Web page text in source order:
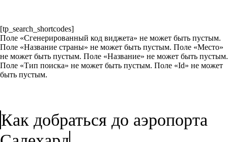
[tp_search_shortcodes]
Поле «Сгенерированный код виджета» не может быть пустым.
Поле «Название страны» не может быть пустым. Поле «Место»
не может быть пустым. Поле «Название» не может быть пустым.
Поле «Тип поиска» не может быть пустым. Поле «Id» не может
быть пустым.
Как добраться до аэропорта